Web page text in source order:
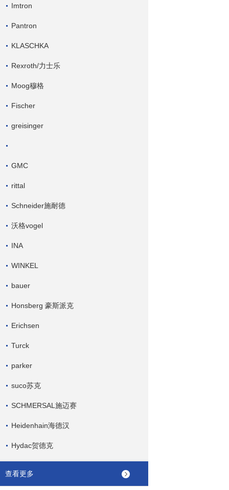
Imtron
Pantron
KLASCHKA
Rexroth/力士乐
Moog穆格
Fischer
greisinger
GMC
rittal
Schneider施耐德
沃格vogel
INA
WINKEL
bauer
Honsberg 豪斯派克
Erichsen
Turck
parker
suco苏克
SCHMERSAL施迈赛
Heidenhain海德汉
Hydac贺德克
查看更多